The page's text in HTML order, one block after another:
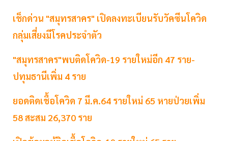
เช็กด่วน "สมุทรสาคร" เปิดลงทะเบียนรับวัคซีนโควิด
กลุ่มเสี่ยงมีโรคประจำตัว
"สมุทรสาคร"พบติดโควิด-19 รายใหม่อีก 47 ราย-
ปทุมธานีเพิ่ม 4 ราย
ยอดติดเชื้อโควิด 7 มี.ค.64 รายใหม่ 65 หายป่วยเพิ่ม
58 สะสม 26,370 ราย